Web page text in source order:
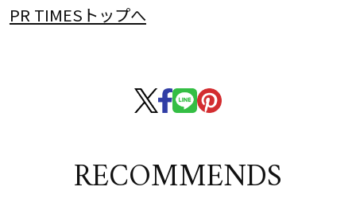
PR TIMESトップへ
RECOMMENDS